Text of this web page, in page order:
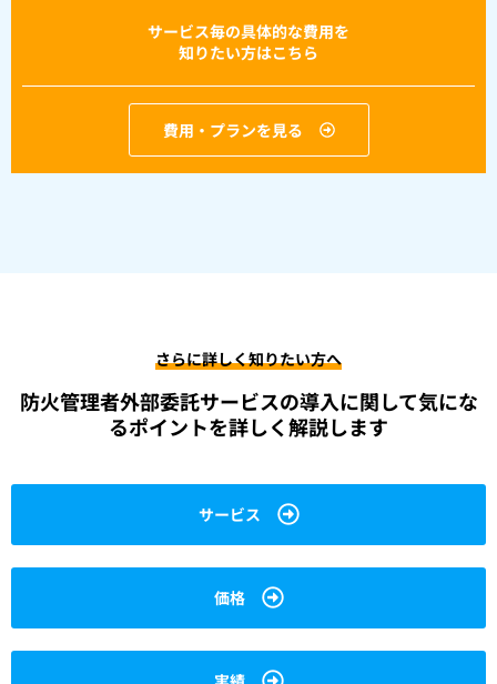
サービス毎の具体的な費用を
知りたい方はこちら
費用・プランを見る
さらに詳しく知りたい方へ
防火管理者外部委託サービスの導入に関して気にな
るポイントを詳しく解説します
サービス
価格